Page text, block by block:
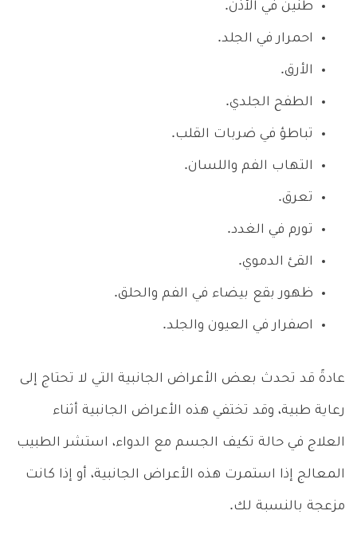
طنين في الأذن.
احمرار في الجلد.
الأرق.
الطفح الجلدي.
تباطؤ في ضربات القلب.
التهاب الفم واللسان.
تعرق.
تورم في الغدد.
القئ الدموي.
ظهور بقع بيضاء في الفم والحلق.
اصفرار في العيون والجلد.
عادةً قد تحدث بعض الأعراض الجانبية التي لا تحتاج إلى
رعاية طبية، وقد تختفي هذه الأعراض الجانبية أثناء
العلاج في حالة تكيف الجسم مع الدواء، استشر الطبيب
المعالج إذا استمرت هذه الأعراض الجانبية، أو إذا كانت
مزعجة بالنسبة لك.